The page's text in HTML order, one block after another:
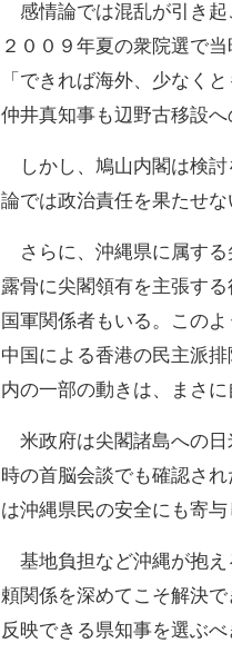
感情論では混乱が引き起
２００９年夏の衆院選で
「できれば海外、少なく
仲井真知事も辺野古移設へ
しかし、鳩山内閣は検討
論では政治責任を果たせな
さらに、沖縄県に属する
露骨に尖閣領有を主張す
国軍関係者もいる。この
中国による香港の民主派
内の一部の動きは、まさに
米政府は尖閣諸島への日
時の首脳会談でも確認さ
は沖縄県民の安全にも寄与
基地負担など沖縄が抱え
頼関係を深めてこそ解決
反映できる県知事を選ぶべ